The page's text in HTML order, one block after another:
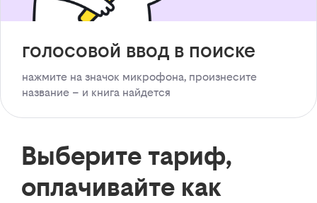
голосовой ввод в поиске
нажмите на значок микрофона, произнесите
название – и книга найдется
Выберите тариф,
оплачивайте как